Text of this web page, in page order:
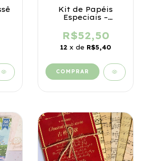
Kit de Papéis
Especiais –
R$52,50
12 x de R$5,40